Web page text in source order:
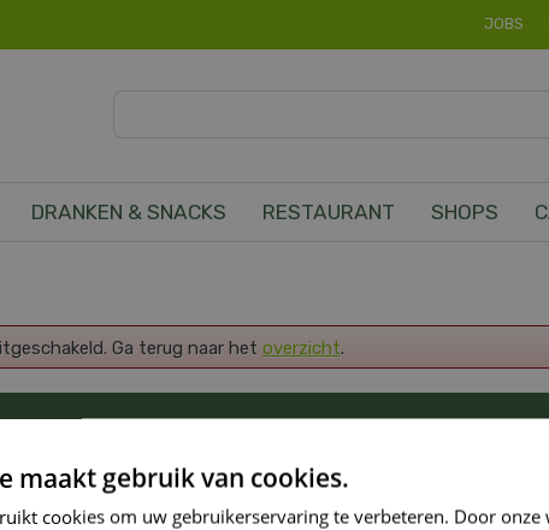
JOBS
DRANKEN & SNACKS RESTAURANT SHOPS
Ga terug naar het overzicht.
maakt gebruik van cookies.
cookies om uw gebruikerservaring te verbeteren. Door onze